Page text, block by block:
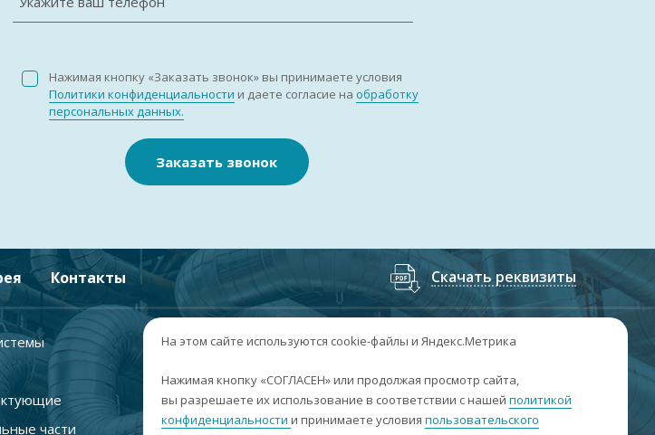
Нажимая кнопку «Заказать звонок» вы принимаете условия
Политики конфиденциальности и даете согласие на обработку
персональных данных.
Заказать звонок
Контакты Скачать реквизиты
части
+7 (3852) 50-60-74;+7 (3852) 50-60-73
г. Барнаул, пр. Ленина, 158А, Н1/204
сб-вс: выходные
На этом сайте используются cookie-файлы и Яндекс.Метрика
Нажимая кнопку «СОГЛАСЕН» или продолжая просмотр сайта,
вы разрешаете их использование в соответствии с нашей политикой
конфиденциальности и принимаете условия пользовательского